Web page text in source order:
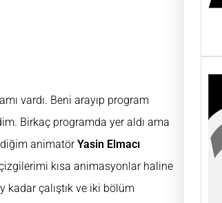
vardı. Beni arayıp program
Birkaç programda yer aldı ama
animatörYasin Elmacı
kısa animasyonlar haline
kadar çalıştık ve iki bölüm